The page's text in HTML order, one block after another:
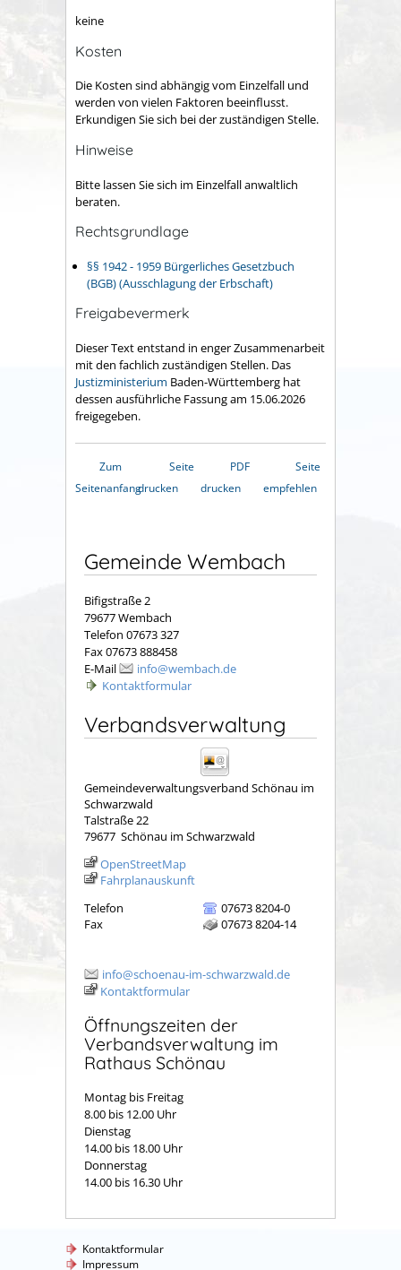
keine
Kosten
Die Kosten sind abhängig vom Einzelfall und
werden von vielen Faktoren beeinflusst.
Erkundigen Sie sich bei der zuständigen Stelle.
Hinweise
Bitte lassen Sie sich im Einzelfall anwaltlich
beraten.
Rechtsgrundlage
§§ 1942 - 1959 Bürgerliches Gesetzbuch
(BGB) (Ausschlagung der Erbschaft)
Freigabevermerk
Dieser Text entstand in enger Zusammenarbeit
mit den fachlich zuständigen Stellen. Das
Justizministerium Baden-Württemberg hat
dessen ausführliche Fassung am 15.06.2026
freigegeben.
Zum
Seitenanfang
Seite
drucken
PDF
drucken
Seite
empfehlen
Gemeinde Wembach
Bifigstraße 2
79677 Wembach
Telefon 07673 327
Fax 07673 888458
E-Mail
info@wembach.de
Kontaktformular
Verbandsverwaltung
Gemeindeverwaltungsverband Schönau im
Schwarzwald
Talstraße 22
79677 Schönau im Schwarzwald
OpenStreetMap
Fahrplanauskunft
Telefon
07673 8204-0
Fax
07673 8204-14
info@schoenau-im-schwarzwald.de
Kontaktformular
Öffnungszeiten der
Verbandsverwaltung im
Rathaus Schönau
Montag bis Freitag
8.00 bis 12.00 Uhr
Dienstag
14.00 bis 18.00 Uhr
Donnerstag
14.00 bis 16.30 Uhr
Kontaktformular
Impressum